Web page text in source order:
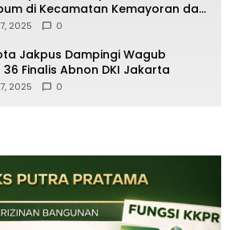
di Kecamatan Kemayoran dan
2025 0
Jakpus Dampingi Wagub
36 Finalis Abnon DKI Jakarta
2025 0